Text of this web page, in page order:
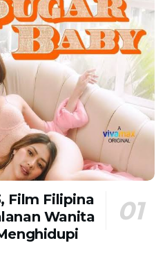
Film Filipina
Wanita